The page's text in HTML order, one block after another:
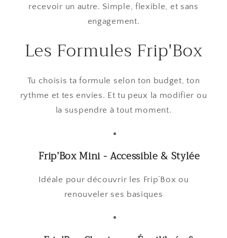
recevoir un autre. Simple, flexible, et sans
engagement.
Les Formules Frip'Box
Tu choisis ta formule selon ton budget, ton
rythme et tes envies. Et tu peux la modifier ou
la suspendre à tout moment.
Frip’Box Mini - Accessible & Stylée
Idéale pour découvrir les Frip’Box ou
renouveler ses basiques